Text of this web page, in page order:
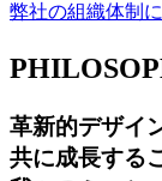
弊社の組織体制
革新的デザイ
共に成長する